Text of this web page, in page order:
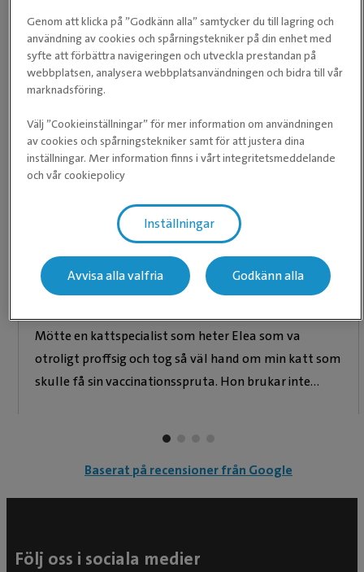
Tisdag
08:00 ­- 12:00, 13:00 ­- 17:00
Sommarstängt
Stängt
Fredag
08:00 ­- 12:00, 13:00 ­- 17:00
Lördag
Stängt
Våra recensioner
Mötte en kattspecialist som heter Elea som va
otroligt proffsig och tog så väl hand om min katt som
skulle få sin vaccinationsspruta. Hon brukar inte
Baserat på recensioner från Google
Följ oss i sociala medier
Genom att klicka på ”Godkänn alla” samtycker du till lagring och
användning av cookies och spårningstekniker på din enhet med
syfte att förbättra navigeringen och utveckla prestandan på
webbplatsen, analysera webbplatsanvändningen och bidra till vår
marknadsföring.
Välj ”Cookieinställningar” för mer information om användningen
av cookies och spårningstekniker samt för att justera dina
inställningar. Mer information finns i vårt integritetsmeddelande
och vår cookiepolicy
Inställningar
Avvisa alla valfria Godkänn alla